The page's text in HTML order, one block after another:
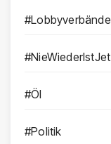
#Lobbyverbände
#Öl
#Politik